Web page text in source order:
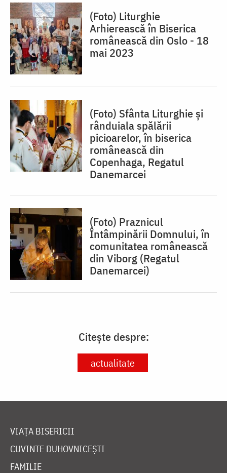
(Foto) Liturghie
Arhierească în Biserica
românească din Oslo - 18
mai 2023
(Foto) Sfânta Liturghie și
rânduiala spălării
picioarelor, în biserica
românească din
Copenhaga, Regatul
Danemarcei
(Foto) Praznicul
Întâmpinării Domnului, în
comunitatea românească
din Viborg (Regatul
Danemarcei)
Citește despre:
actualitate
VIAȚA BISERICII
CUVINTE DUHOVNICEȘTI
FAMILIE